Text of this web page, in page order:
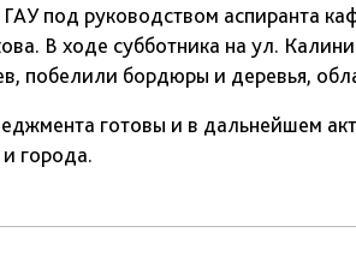
под руководством аспиранта
В ходе субботника на ул.
побелили бордюры и деревья,
готовы и в дальнейшем
города.